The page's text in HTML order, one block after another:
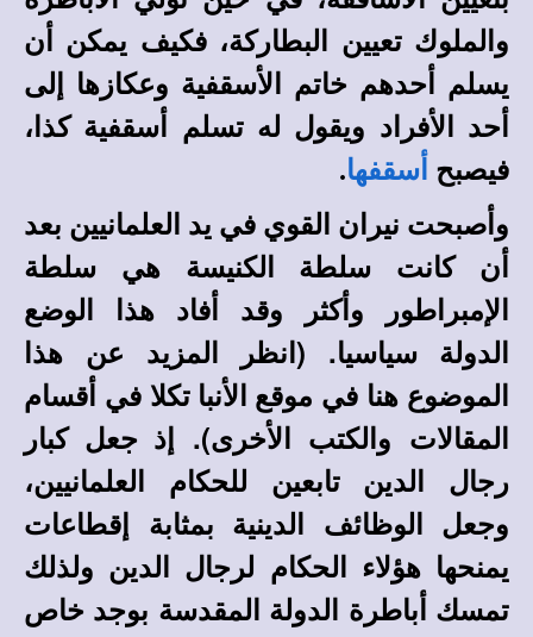
والملوك تعيين البطاركة، فكيف يمكن أن
يسلم أحدهم خاتم الأسقفية وعكازها إلى
أحد الأفراد ويقول له تسلم أسقفية كذا،
فيصبح أسقفها.
وأصبحت نيران القوي في يد العلمانيين بعد
أن كانت سلطة الكنيسة هي سلطة
الإمبراطور وأكثر وقد أفاد هذا الوضع
الدولة سياسيا. (انظر المزيد عن هذا
الموضوع هنا في موقع الأنبا تكلا في أقسام
المقالات والكتب الأخرى).
إذ جعل كبار
رجال الدين تابعين للحكام العلمانيين،
وجعل الوظائف الدينية بمثابة إقطاعات
يمنحها هؤلاء الحكام لرجال الدين ولذلك
تمسك أباطرة الدولة المقدسة بوجد خاص